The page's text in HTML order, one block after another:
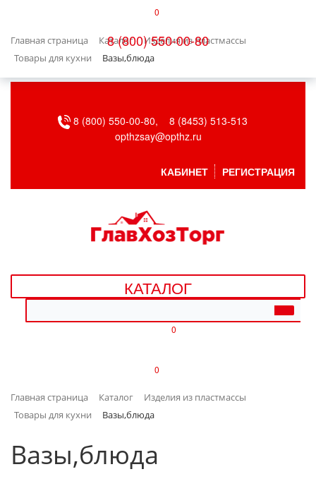
0
8 (800) 550-00-80
Главная страница Каталог
Изделия из пластмассы
Товары для кухни
Вазы,блюда
БЫТОВАЯ ТЕХНИКА
ВЕНТИЛЯЦИЯ
ДАЧА, САД И ОГОРОД
ДЕТСКИЕ ТОВАРЫ
ИНТЕРЬЕР
8 (800) 550-00-80,
8 (8453) 513-513
opthzsay@opthz.ru
КАБИНЕТ РЕГИСТРАЦИЯ
КАТАЛОГ
0
0
Главная страница Каталог
Изделия из пластмассы
Товары для кухни
Вазы,блюда
Вазы,блюда